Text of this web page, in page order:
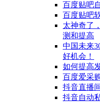
百度贴吧
百度贴吧
太神奇了
测和提高
中国未来
好机会！
如何提高
百度爱采
抖音直播
抖音自动